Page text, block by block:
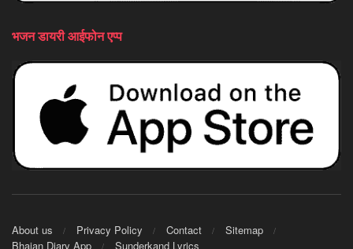
भजन डायरी आईफोन एप्प
About us Privacy Policy Contact
Sitemap
Bhajan Diary App
Sunderkand Lyrics